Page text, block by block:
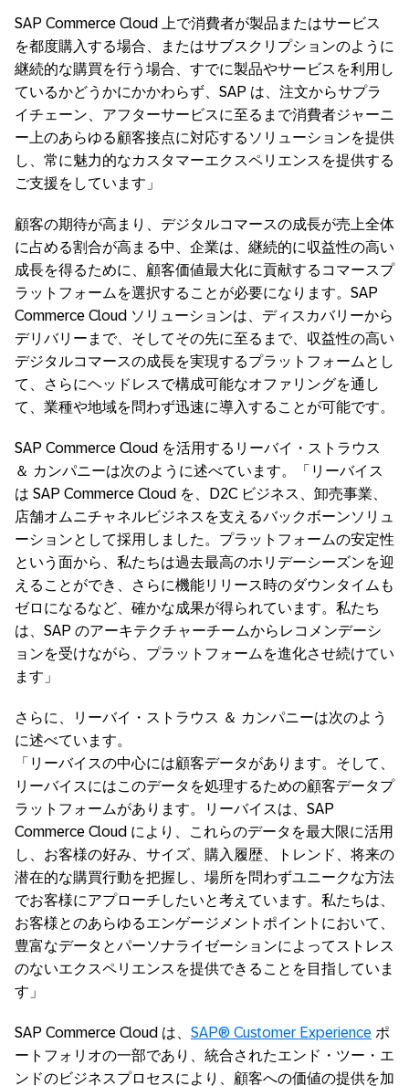
SAP Commerce Cloud 上で消費者が製品またはサービス
を都度購入する場合、またはサブスクリプションのように
継続的な購買を行う場合、すでに製品やサービスを利用し
ているかどうかにかかわらず、SAP は、注文からサプラ
イチェーン、アフターサービスに至るまで消費者ジャーニ
ー上のあらゆる顧客接点に対応するソリューションを提供
し、常に魅力的なカスタマーエクスペリエンスを提供する
ご支援をしています」
顧客の期待が高まり、デジタルコマースの成長が売上全体
に占める割合が高まる中、企業は、継続的に収益性の高い
成長を得るために、顧客価値最大化に貢献するコマースプ
ラットフォームを選択することが必要になります。SAP
Commerce Cloud ソリューションは、ディスカバリーから
デリバリーまで、そしてその先に至るまで、収益性の高い
デジタルコマースの成長を実現するプラットフォームとし
て、さらにヘッドレスで構成可能なオファリングを通し
て、業種や地域を問わず迅速に導入することが可能です。
SAP Commerce Cloud を活用するリーバイ・ストラウス
＆ カンパニーは次のように述べています。「リーバイス
は SAP Commerce Cloud を、D2C ビジネス、卸売事業、
店舗オムニチャネルビジネスを支えるバックボーンソリュ
ーションとして採用しました。プラットフォームの安定性
という面から、私たちは過去最高のホリデーシーズンを迎
えることができ、さらに機能リリース時のダウンタイムも
ゼロになるなど、確かな成果が得られています。私たち
は、SAP のアーキテクチャーチームからレコメンデーシ
ョンを受けながら、プラットフォームを進化させ続けてい
ます」
さらに、リーバイ・ストラウス ＆ カンパニーは次のよう
に述べています。
「リーバイスの中心には顧客データがあります。そして、
リーバイスにはこのデータを処理するための顧客データプ
ラットフォームがあります。リーバイスは、SAP
Commerce Cloud により、これらのデータを最大限に活用
し、お客様の好み、サイズ、購入履歴、トレンド、将来の
潜在的な購買行動を把握し、場所を問わずユニークな方法
でお客様にアプローチしたいと考えています。私たちは、
お客様とのあらゆるエンゲージメントポイントにおいて、
豊富なデータとパーソナライゼーションによってストレス
のないエクスペリエンスを提供できることを目指していま
す」
SAP Commerce Cloud は、 SAP® Customer Experience ポ
ートフォリオの一部であり、統合されたエンド・ツー・エ
ンドのビジネスプロセスにより、顧客への価値の提供を加